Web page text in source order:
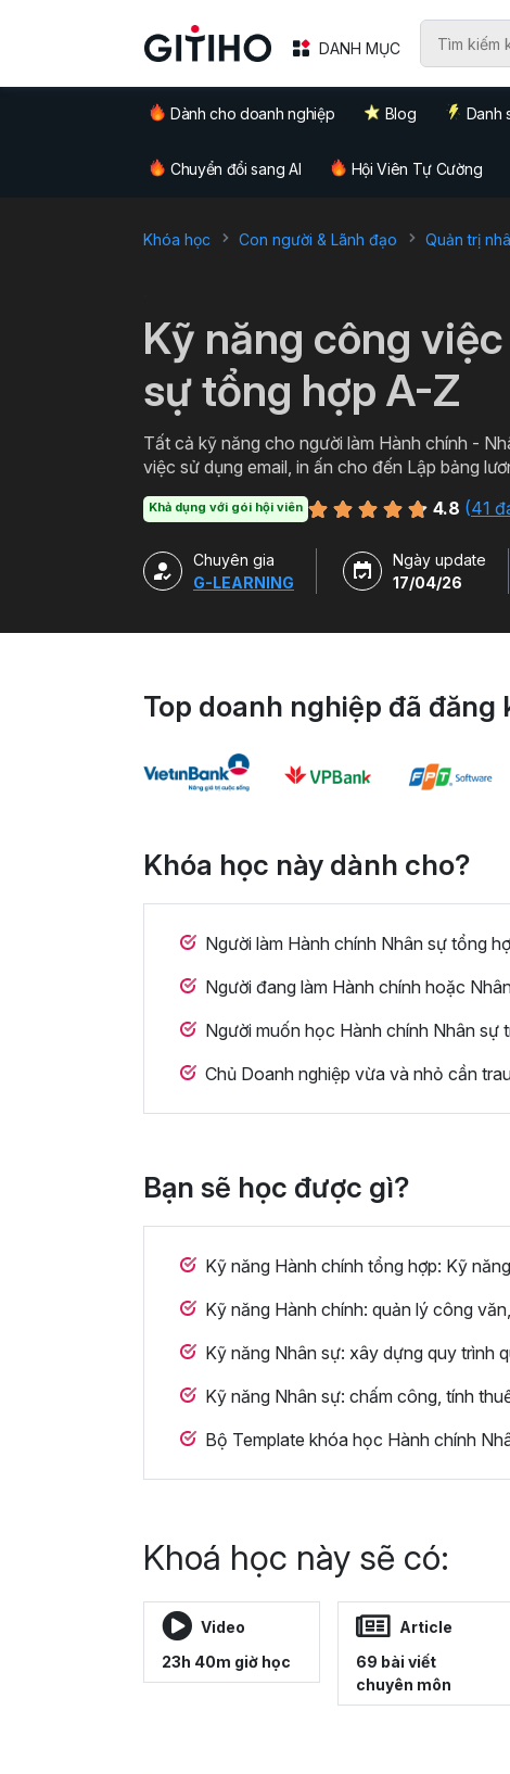
DANH MỤC
Dành cho doanh nghiệp Blog Danh
Chuyển đổi sang AI Hội Viên Tự Cường
Khóa học Con người & Lãnh đạo Quản trị
Kỹ năng công
sự tổng hợp A-Z
Tất cả kỹ năng cho người làm Hành chính -
việc sử dụng email, in ấn cho đến Lập bảng
Khả dụng với gói hội viên 4.8 (41
Chuyên gia
G-LEARNING
Ngày update
17/04/26
Top doanh nghiệp đã đăng
Khóa học này dành cho?
Người làm Hành chính Nhân sự tổng
Người đang làm Hành chính hoặc
Người muốn học Hành chính Nhân sự
Chủ Doanh nghiệp vừa và nhỏ cần
Bạn sẽ học được gì?
Kỹ năng Hành chính tổng hợp: Kỹ
Kỹ năng Hành chính: quản lý công
Kỹ năng Nhân sự: xây dựng quy trình
Kỹ năng Nhân sự: chấm công, tính
Bộ Template khóa học Hành chính
Khoá học này sẽ có:
Video
23h 40m giờ học
Article
69 bài viết
chuyên môn